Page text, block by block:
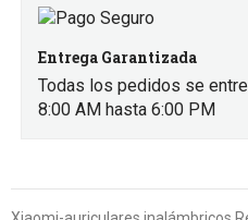
Entrega Garantizada
Todas los pedidos se
8:00 AM hasta 6:00 PM